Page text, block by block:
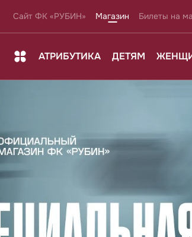
Сайт ФК «РУБИН» Магазин Билеты на
АТРИБУТИКА ДЕТЯМ